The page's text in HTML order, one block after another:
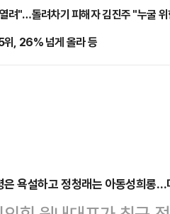
려"…돌려차기 피해자 김진주 "누굴
위, 26% 넘게 올라 등
욕설하고 정청래는 아동성희롱